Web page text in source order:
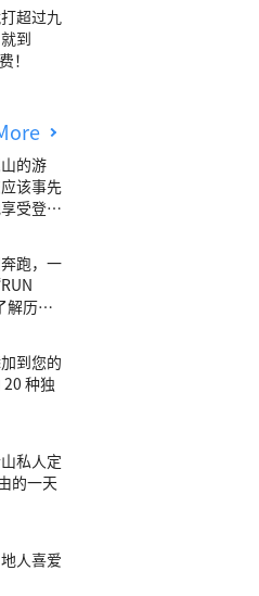
超过九
到
！
的游
该事先
受登山
跑，一
解历
到您的
种独
私人定
的一天
人喜爱